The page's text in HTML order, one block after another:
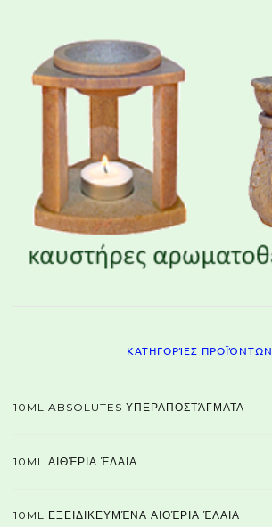
ΚΑΤΗΓΟΡΊΕΣ ΠΡΟΪΌΝΤΩΝ
10ML ABSOLUTES ΥΠΕΡΑΠΟΣΤΆΓΜΑΤΑ
10ML ΑΙΘΈΡΙΑ ΈΛΑΙΑ
10ML ΕΞΕΙΔΙΚΕΥΜΈΝΑ ΑΙΘΈΡΙΑ ΈΛΑΙΑ